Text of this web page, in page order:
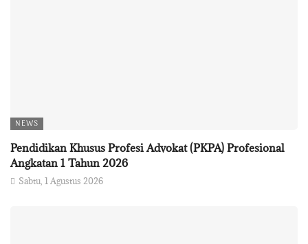
NEWS
Pendidikan Khusus Profesi Advokat (PKPA) Profesional
Angkatan 1 Tahun 2026
Sabtu, 1 Agustus 2026